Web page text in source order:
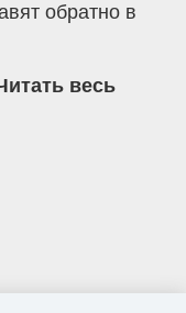
обратно в
весь